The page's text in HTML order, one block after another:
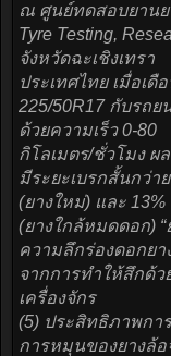
ณ ศูนย์ทดสอบยานย
Tyre Testing,
จังหวัดฉะเชิงเทรา
ประเทศไทย เมื่อเ
225/50R17 กับรถย
ด้วยความเร็ว 0-80
กิโลเมตร/ชั่วโมง ผ
มีระยะเบรกสั้นกว่า
(ยางใหม่) และ 13%
(ยางใกล้หมดดอก)
ความลึกร่องดอกยา
จากการทำให้สึกด้ว
เครื่องจักร
(5) ประสิทธิภาพกา
การหมุนของยางล้